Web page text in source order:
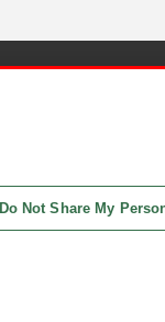
Do Not Share My